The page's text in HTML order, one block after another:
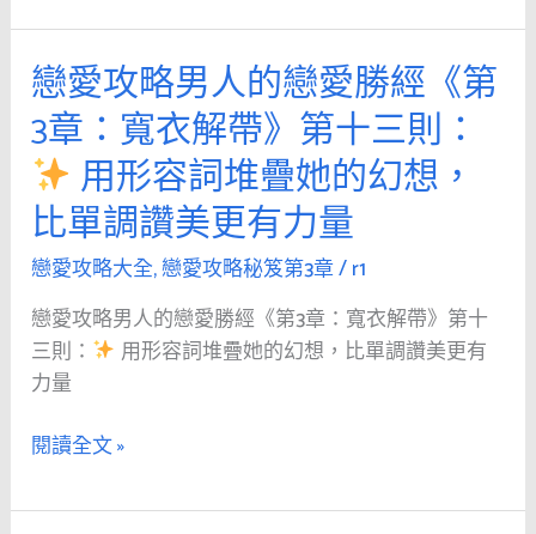
衣
帶》
第
十
四
則：
對
外
貌
自
信
戀愛攻略男人的戀愛勝經《第
3章：寬衣解帶》第十三則：
用形容詞堆疊她的幻想，
比單調讚美更有力量
戀愛攻略大全,戀愛攻略秘笈第3章/r1
戀愛攻略男人的戀愛勝經《第3章：寬衣解帶》第十
三則：
用形容詞堆疊她的幻想，比單調讚美更有
力量
戀
愛
攻
略
男
人
的
戀
愛
勝
經
《第
3
閱讀全文 »